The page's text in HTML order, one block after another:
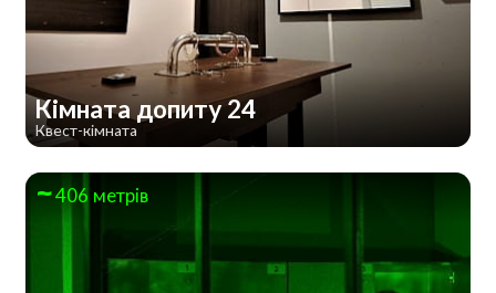
Кімната допиту 24
Квест-кімната
406 метрів